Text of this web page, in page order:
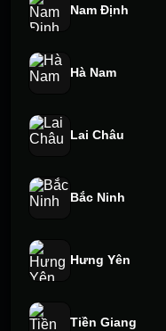
Nam Định
Hà Nam
Lai Châu
Bắc Ninh
Hưng Yên
Tiền Giang